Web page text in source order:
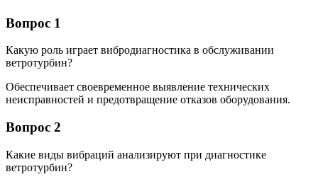
Вопрос 1
Какую роль играет вибродиагностика в обслуживании
ветротурбин?
Обеспечивает своевременное выявление технических
неисправностей и предотвращение отказов оборудования.
Вопрос 2
Какие виды вибраций анализируют при диагностике
ветротурбин?